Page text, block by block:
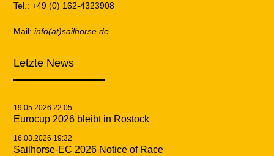
Tel.: +49 (0) 162-4323908
Mail:info(at)sailhorse.de
Letzte News
19.05.2026 22:05
Eurocup 2026 bleibt in Rostock
16.03.2026 19:32
Sailhorse-EC 2026 Notice of Race